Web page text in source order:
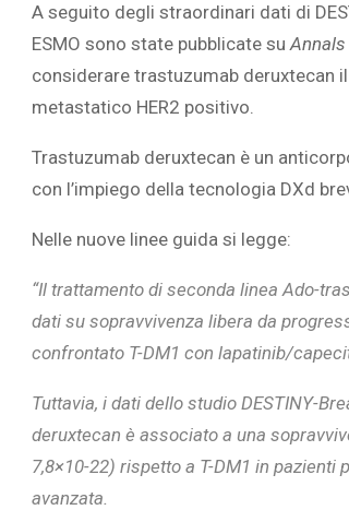
A seguito degli straordinari dati di
ESMO sono state pubblicate su
considerare trastuzumab deruxtecan
metastatico HER2 positivo.
Trastuzumab deruxtecan è un
con l’impiego della tecnologia DXd
Nelle nuove linee guida si legge:
“Il trattamento di seconda linea Ado-
dati su sopravvivenza libera da
confrontato T-DM1 con lapatinib/
Tuttavia, i dati dello studio DESTINY-
deruxtecan è associato a una
7,8×10-22) rispetto a T-DM1 in
avanzata.